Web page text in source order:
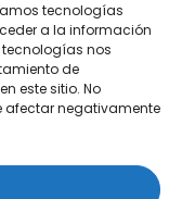
tecnologías
a la información
tecnologías nos
de
este sitio. No
afectar negativamente